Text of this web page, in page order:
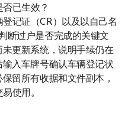
已生效？
记证（CR）以及以自己名
断过户是否完成的关键文
更新系统，说明手续仍在
入车牌号确认车辆登记状
留所有收据和文件副本，
使用。